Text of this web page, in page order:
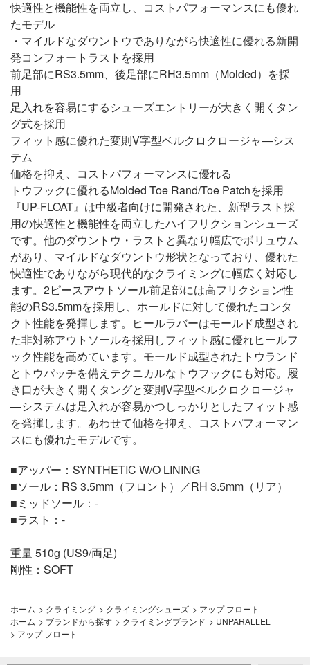
快適性と機能性を両立し、コストパフォーマンスにも優れ
たモデル
・マイルドなダウントウでありながら快適性に優れる新開
発コンフォートラストを採用
前足部にRS3.5mm、後足部にRH3.5mm（Molded）を採
用
足入れを容易にするシューズエントリーが大きく開くタン
グ式を採用
フィット感に優れた変則V字型ベルクロクロージャ―シス
テム
価格を抑え、コストパフォーマンスに優れる
トウフックに優れるMolded Toe Rand/Toe Patchを採用
『UP-FLOAT』は中級者向けに開発された、新型ラスト採
用の快適性と機能性を両立したハイフリクションシューズ
です。他のダウントウ・ラストと異なり幅広でボリュウム
があり、マイルドなダウントウ形状となっており、優れた
快適性でありながら現代的なクライミングに幅広く対応し
ます。2ピースアウトソール前足部には高フリクション性
能のRS3.5mmを採用し、ホールドに対して優れたコンタ
クト性能を発揮します。ヒールラバーはモールド成型され
た非対称アウトソールを採用しフィット感に優れヒールフ
ック性能を高めています。モールド成型されたトウランド
とトウパッチを備えテクニカルなトウフックにも対応。履
き口が大きく開くタングと変則V字型ベルクロクロージャ
―システムは足入れが容易かつしっかりとしたフィット感
を発揮します。あわせて価格を抑え、コストパフォーマン
スにも優れたモデルです。
■アッパー：SYNTHETIC W/O LINING
■ソール：RS 3.5mm（フロント）／RH 3.5mm（リア）
■ミッドソール：-
■ラスト：-
重量 510g (US9/両足)
剛性：SOFT
ホーム > クライミング > クライミングシューズ > アップ フロート
ホーム > ブランドから探す > クライミングブランド > UNPARALLEL
> アップ フロート